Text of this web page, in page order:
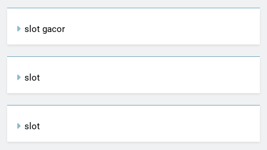
slot gacor
slot
slot